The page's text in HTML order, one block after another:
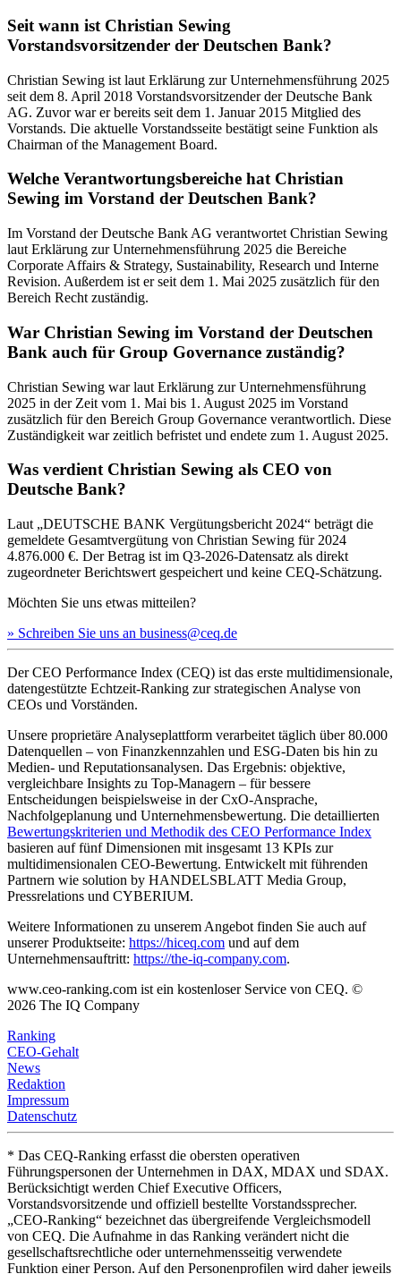
Seit wann ist Christian Sewing
Vorstandsvorsitzender der Deutschen Bank?
Christian Sewing ist laut Erklärung zur Unternehmensführung 2025
seit dem 8. April 2018 Vorstandsvorsitzender der Deutsche Bank
AG. Zuvor war er bereits seit dem 1. Januar 2015 Mitglied des
Vorstands. Die aktuelle Vorstandsseite bestätigt seine Funktion als
Chairman of the Management Board.
Welche Verantwortungsbereiche hat Christian
Sewing im Vorstand der Deutschen Bank?
Im Vorstand der Deutsche Bank AG verantwortet Christian Sewing
laut Erklärung zur Unternehmensführung 2025 die Bereiche
Corporate Affairs & Strategy, Sustainability, Research und Interne
Revision. Außerdem ist er seit dem 1. Mai 2025 zusätzlich für den
Bereich Recht zuständig.
War Christian Sewing im Vorstand der Deutschen
Bank auch für Group Governance zuständig?
Christian Sewing war laut Erklärung zur Unternehmensführung
2025 in der Zeit vom 1. Mai bis 1. August 2025 im Vorstand
zusätzlich für den Bereich Group Governance verantwortlich. Diese
Zuständigkeit war zeitlich befristet und endete zum 1. August 2025.
Was verdient Christian Sewing als CEO von
Deutsche Bank?
Laut „DEUTSCHE BANK Vergütungsbericht 2024“ beträgt die
gemeldete Gesamtvergütung von Christian Sewing für 2024
4.876.000 €. Der Betrag ist im Q3-2026-Datensatz als direkt
zugeordneter Berichtswert gespeichert und keine CEQ-Schätzung.
Möchten Sie uns etwas mitteilen?
» Schreiben Sie uns an business@ceq.de
Der CEO Performance Index (CEQ) ist das erste multidimensionale,
datengestützte Echtzeit-Ranking zur strategischen Analyse von
CEOs und Vorständen.
Unsere proprietäre Analyseplattform verarbeitet täglich über 80.000
Datenquellen – von Finanzkennzahlen und ESG-Daten bis hin zu
Medien- und Reputationsanalysen. Das Ergebnis: objektive,
vergleichbare Insights zu Top-Managern – für bessere
Entscheidungen beispielsweise in der CxO-Ansprache,
Nachfolgeplanung und Unternehmensbewertung. Die detaillierten
Bewertungskriterien und Methodik des CEO Performance Index
basieren auf fünf Dimensionen mit insgesamt 13 KPIs zur
multidimensionalen CEO-Bewertung. Entwickelt mit führenden
Partnern wie solution by HANDELSBLATT Media Group,
Pressrelations und CYBERIUM.
Weitere Informationen zu unserem Angebot finden Sie auch auf
unserer Produktseite: https://hiceq.com und auf dem
Unternehmensauftritt: https://the-iq-company.com.
www.ceo-ranking.com ist ein kostenloser Service von CEQ. ©
2026 The IQ Company
Ranking
CEO-Gehalt
News
Redaktion
Impressum
Datenschutz
* Das CEQ-Ranking erfasst die obersten operativen
Führungspersonen der Unternehmen in DAX, MDAX und SDAX.
Berücksichtigt werden Chief Executive Officers,
Vorstandsvorsitzende und offiziell bestellte Vorstandssprecher.
„CEO-Ranking“ bezeichnet das übergreifende Vergleichsmodell
von CEQ. Die Aufnahme in das Ranking verändert nicht die
gesellschaftsrechtliche oder unternehmensseitig verwendete
Funktion einer Person. Auf den Personenprofilen wird daher jeweils